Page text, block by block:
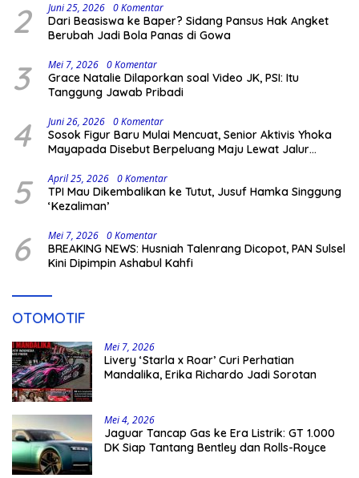
2 Juni 25, 2026 0 Komentar
Dari Beasiswa ke Baper? Sidang Pansus Hak Angket
Berubah Jadi Bola Panas di Gowa
3 Mei 7, 2026 0 Komentar
Grace Natalie Dilaporkan soal Video JK, PSI: Itu
Tanggung Jawab Pribadi
4 Juni 26, 2026 0 Komentar
Sosok Figur Baru Mulai Mencuat, Senior Aktivis Yhoka
Mayapada Disebut Berpeluang Maju Lewat Jalur
5 April 25, 2026 0 Komentar
TPI Mau Dikembalikan ke Tutut, Jusuf Hamka Singgung
‘Kezaliman’
6 Mei 7, 2026 0 Komentar
BREAKING NEWS: Husniah Talenrang Dicopot, PAN Sulsel
Kini Dipimpin Ashabul Kahfi
OTOMOTIF
Mei 7, 2026
Livery ‘Starla x Roar’ Curi Perhatian
Mandalika, Erika Richardo Jadi Sorotan
Mei 4, 2026
Jaguar Tancap Gas ke Era Listrik: GT 1.000
DK Siap Tantang Bentley dan Rolls-Royce